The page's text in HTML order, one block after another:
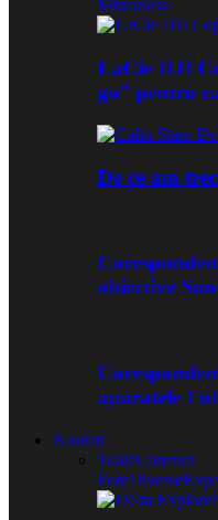
Mirrorless
LaCie DJI
go” pentru
De ce am
obiective
aparatele
Noutati
ToateConcurs
FotoDiverse